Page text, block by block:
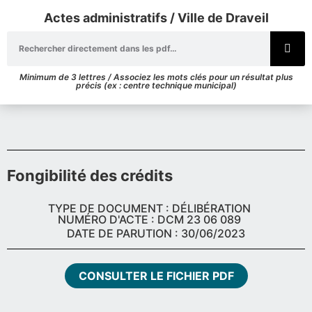
Actes administratifs / Ville de Draveil
Minimum de 3 lettres / Associez les mots clés pour un résultat plus
précis (ex : centre technique municipal)
Fongibilité des crédits
TYPE DE DOCUMENT : DÉLIBÉRATION
NUMÉRO D'ACTE : DCM 23 06 089
DATE DE PARUTION : 30/06/2023
CONSULTER LE FICHIER PDF